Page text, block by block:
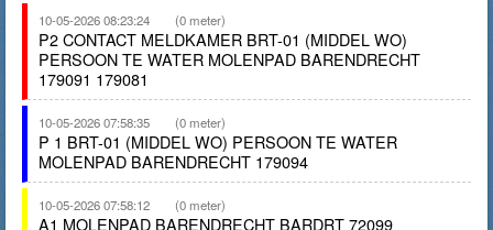
10-05-2026 08:23:24 (0 meter)
P2 CONTACT MELDKAMER BRT-01 (MIDDEL WO)
PERSOON TE WATER MOLENPAD BARENDRECHT
179091 179081
10-05-2026 07:58:35 (0 meter)
P 1 BRT-01 (MIDDEL WO) PERSOON TE WATER
MOLENPAD BARENDRECHT 179094
10-05-2026 07:58:12 (0 meter)
A1 MOLENPAD BARENDRECHT BARDRT 72099